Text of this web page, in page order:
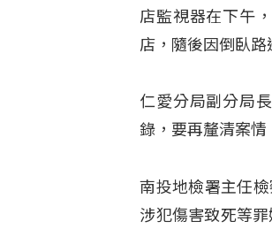
店監視器在下午
店，隨後因倒臥路
仁愛分局副分局
錄，要再釐清案情
南投地檢署主任
涉犯傷害致死等